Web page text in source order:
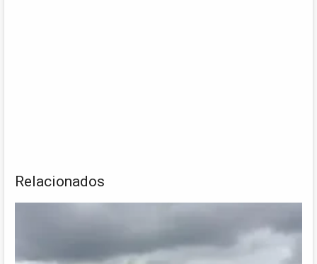
Relacionados